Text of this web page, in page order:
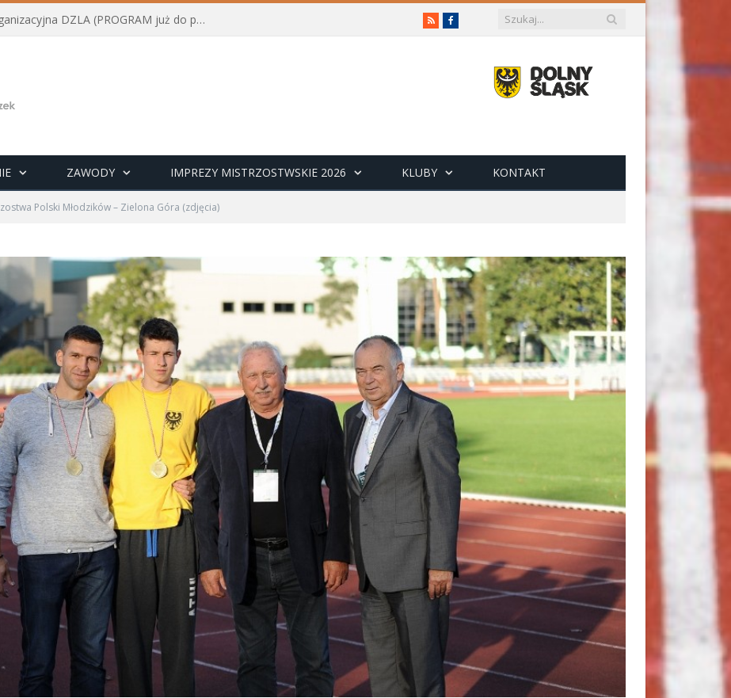
Konferencja szkoleniowo-organizacyjna DZLA (PROGRAM już do pobrania) RSSFacebook
ZAWODY IMPREZY MISTRZOSTWSKIE 2026 KLUBY KONTAKT
Polski Młodzików – Zielona Góra (zdjęcia)